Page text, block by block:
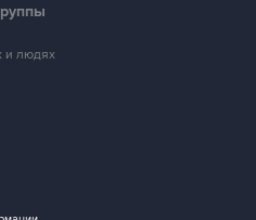
и людях